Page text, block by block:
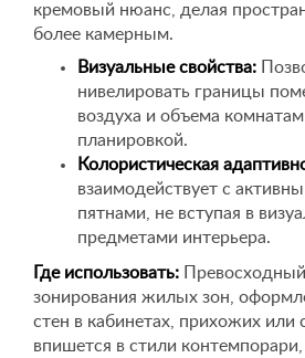
кремовый нюанс, делая
более камерным.
Визуальные свойства:
нивелировать границы
воздуха и объема
планировкой.
Колористическая
взаимодействует с
пятнами, не вступая в
предметами интерьера.
Где использовать:
зонирования жилых зон,
стен в кабинетах, прихожих или
впишется в стили